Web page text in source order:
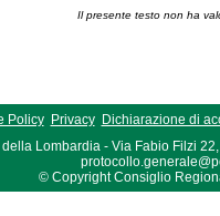
Il presente testo non ha
Policy Privacy Dichiarazione di
Lombardia - Via Fabio Filzi
© Copyright Consiglio